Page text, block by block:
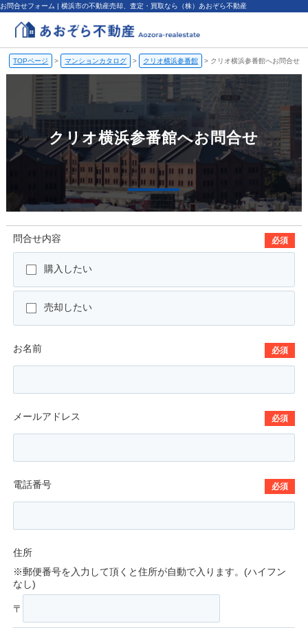
お問合せフォーム | 横浜市の不動産売却、査定・買取なら（株）あおぞら不動産
TOPページ > マンションカタログ > クリオ横浜参番館 > クリオ横浜参番館へお問合せ
クリオ横浜参番館へお問合せ
問合せ内容 必須
購入したい
売却したい
お名前 必須
メールアドレス 必須
電話番号 必須
住所
※郵便番号を入力して頂くと住所が自動で入ります。(ハイフン
なし)
〒